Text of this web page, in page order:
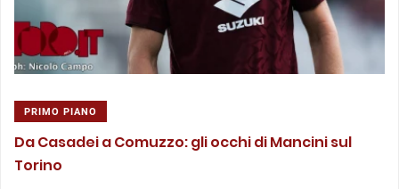
PRIMO PIANO
Da Casadei a Comuzzo: gli occhi di Mancini sul
Torino